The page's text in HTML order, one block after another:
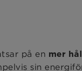
på en mer
sin